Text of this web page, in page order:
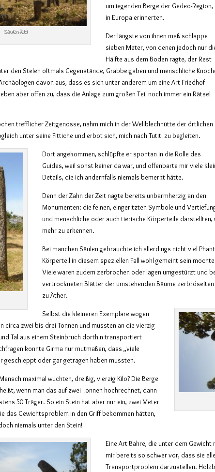
Säulenfeld
umliegenden Berge der Gedeo-
in Europa erinnerten.
Der längste von ihnen maß schlappe
sieben Meter, von denen jedoch nur
Hälfte aus dem Boden ragte, der Rest
den Stelen oftmals Gegenstände, Grabbeigaben und menschliche
davon aus, dass es sich unter anderem um eine Art Friedhof
aber offen zu, dass die Anlage zum großen Teil noch immer ein Rätsel
trefflicher Zeitgenosse, nahm mich in der Wellblechhütte der örtlichen
unter seine Fittiche und erbot sich, mich nach Tutiti zu begleiten.
Dort angekommen, schlüpfte er spontan in die Rolle des
Guides, weil sonst keiner da war, und offenbarte mir viele
Details, die ich andernfalls niemals bemerkt hätte.
Denn der Zahn der Zeit nagte bereits unbarmherzig an den
Monumenten: die feinen, eingeritzten Symbole und
und menschliche oder auch tierische Körperteile
mehr zu erkennen.
Bei manchen Säulen gebrauchte ich allerdings nicht viel
Körperteil in diesem speziellen Fall wohl gemeint sein
Viele waren zudem zerbrochen oder lagen umgestürzt und
vertrockneten Blätter der umstehenden Bäume
zu Äther.
Selbst die kleineren Exemplare wogen
circa zwei bis drei Tonnen und mussten an die vierzig
Tal aus einem Steinbruch dorthin transportiert
konnte Girma nur mutmaßen, dass „viele
geschleppt oder gar getragen haben mussten.
maximal wuchten, dreißig, vierzig Kilo? Die Berge
wenn man das auf zwei Tonnen hochrechnet, dann
50 Träger. So ein Stein hat aber nur ein, zwei Meter
das Gewichtsproblem in den Griff bekommen hätten,
niemals unter den Stein!
Eine Art Bahre, die unter dem
mir bereits so schwer vor, dass sie
Transportproblem darzustellen.